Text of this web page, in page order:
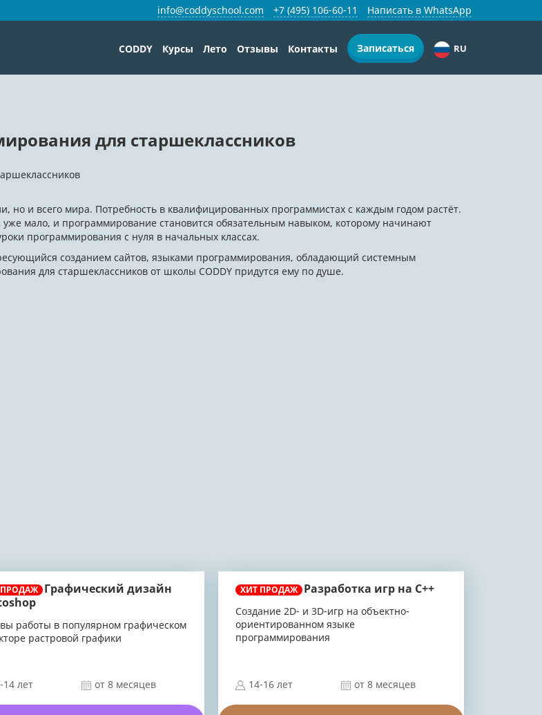
Написать в WhatsApp
+7 (495) 106-60-11
info@coddyschool.com
CODDY Курсы Лето Отзывы Контакты Записаться RU
для старшеклассников
но и всего мира. Потребность в квалифицированных программистах с каждым годом растёт.
мало, и программирование становится обязательным навыком, которому начинают
программирования с нуля в начальных классах.
созданием сайтов, языками программирования, обладающий системным
для старшеклассников от школы CODDY придутся ему по душе.
Графический дизайн
работы в популярном графическом
растровой графики
14 лет от 8 месяцев
ХИТ ПРОДАЖ Разработка игр на C++
Создание 2D- и 3D-игр на объектно-
ориентированном языке
программирования
14-16 лет от 8 месяцев